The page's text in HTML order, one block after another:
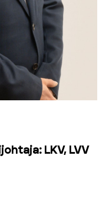
LKV, LVV